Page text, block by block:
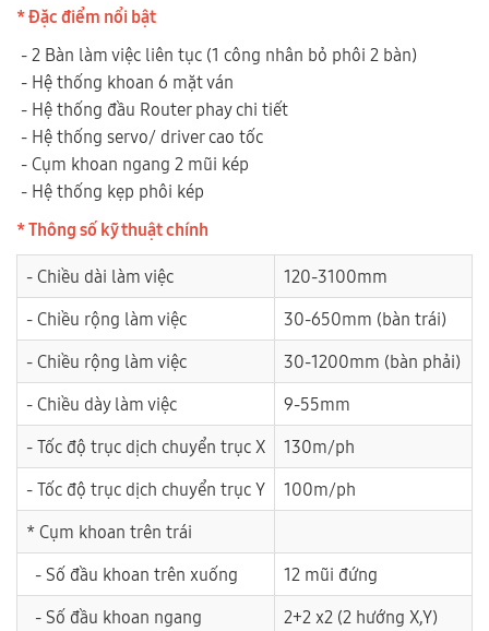
* Đặc điểm nổi bật
- 2 Bàn làm việc liên tục (1 công nhân bỏ phôi 2 bàn)
- Hệ thống khoan 6 mặt ván
- Hệ thống đầu Router phay chi tiết
- Hệ thống servo/ driver cao tốc
- Cụm khoan ngang 2 mũi kép
- Hệ thống kẹp phôi kép
* Thông số kỹ thuật chính
- Chiều dài làm việc
120-3100mm
- Chiều rộng làm việc
30-650mm (bàn trái)
- Chiều rộng làm việc
30-1200mm (bàn phải)
- Chiều dày làm việc
9-55mm
- Tốc độ trục dịch chuyển trục X
130m/ph
- Tốc độ trục dịch chuyển trục Y
100m/ph
* Cụm khoan trên trái
- Số đầu khoan trên xuống
12 mũi đứng
- Số đầu khoan ngang
2+2 x2 (2 hướng X,Y)